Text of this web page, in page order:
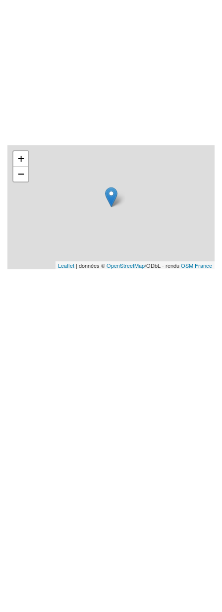
+
−
Leaflet | données ©OpenStreetMap/ODbL - renduOSM France